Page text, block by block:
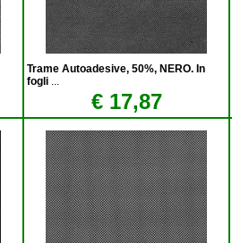
Trame Autoadesive, 50%, NERO. In
fogli ...
€ 17,87